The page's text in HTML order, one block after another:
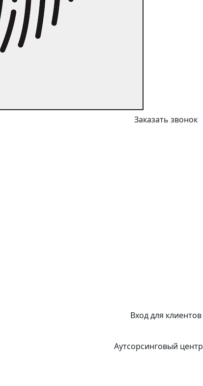
Заказать звонок
Вход для клиентов
Аутсорсинговый центр